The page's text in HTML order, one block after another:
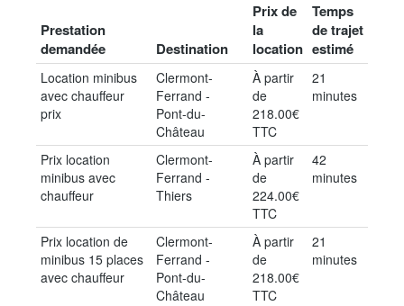
Prestation
demandée
Destination
Prix de
la
location
Temps
de trajet
estimé
Location minibus
avec chauffeur
prix
Clermont-
Ferrand -
Pont-du-
Château
À partir
de
218.00€
TTC
21
minutes
Prix location
minibus avec
chauffeur
Clermont-
Ferrand -
Thiers
À partir
de
224.00€
TTC
42
minutes
Prix location de
minibus 15 places
avec chauffeur
Clermont-
Ferrand -
Pont-du-
Château
À partir
de
218.00€
TTC
21
minutes